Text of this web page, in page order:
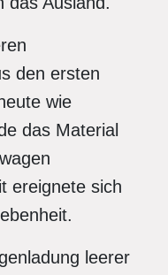
den ersten
wie
das Material
ereignete sich
leerer